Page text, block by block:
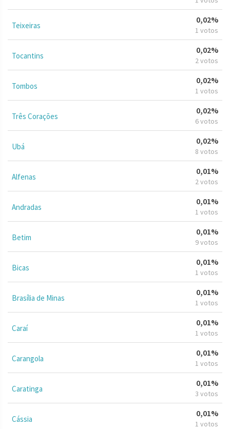
Teixeiras
0,02%
1 votos
Tocantins
0,02%
2 votos
Tombos
0,02%
1 votos
Três Corações
0,02%
6 votos
Ubá
0,02%
8 votos
Alfenas
0,01%
2 votos
Andradas
0,01%
1 votos
Betim
0,01%
9 votos
Bicas
0,01%
1 votos
Brasília de Minas
0,01%
1 votos
Caraí
0,01%
1 votos
Carangola
0,01%
1 votos
Caratinga
0,01%
3 votos
Cássia
0,01%
1 votos